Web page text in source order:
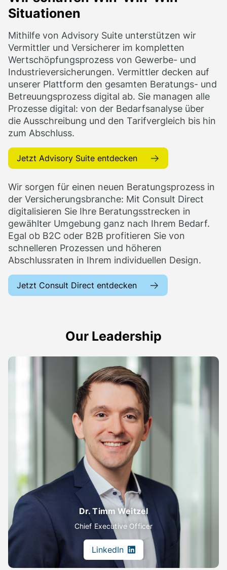
Situationen
Mithilfe von Advisory Suite unterstützen wir
Vermittler und Versicherer im kompletten
Wertschöpfungsprozess von Gewerbe- und
Industrieversicherungen. Vermittler decken auf
unserer Plattform den gesamten Beratungs- und
Betreuungsprozess digital ab. Sie managen alle
Prozesse digital: von der Bedarfsanalyse über
die Ausschreibung und den Tarifvergleich bis hin
zum Abschluss.
Jetzt Advisory Suite entdecken
Wir sorgen für einen neuen Beratungsprozess in
der Versicherungsbranche: Mit Consult Direct
digitalisieren Sie Ihre Beratungsstrecken in
gewählter Umgebung ganz nach Ihrem Bedarf.
Egal ob B2C oder B2B profitieren Sie von
schnelleren Prozessen und höheren
Abschlussraten in Ihrem individuellen Design.
Jetzt Consult Direct entdecken
Our Leadership
Dr. Timm Weitzel
Chief Executive Officer
LinkedIn